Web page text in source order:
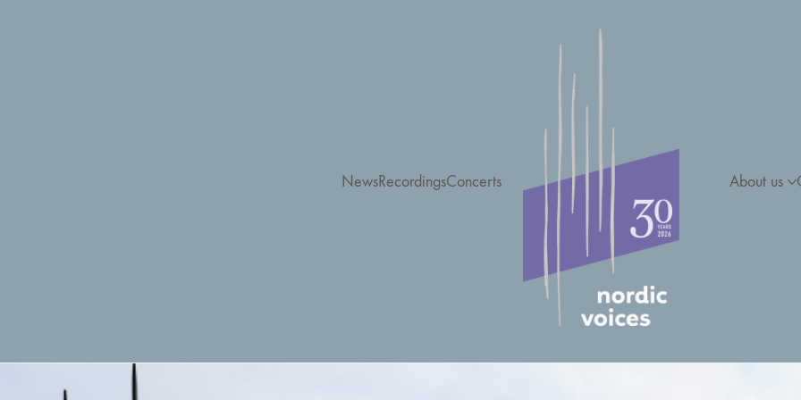
NewsRecordingsConcerts About us